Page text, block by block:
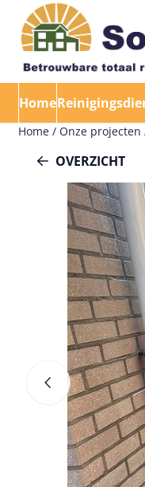
Cookievoorkeuren zijn
Home
Home / Onze projecten
OVERZICHT